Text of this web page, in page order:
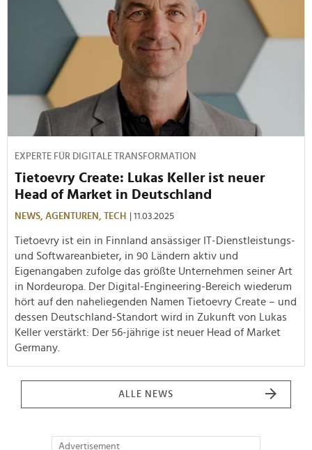
EXPERTE FÜR DIGITALE TRANSFORMATION
Tietoevry Create: Lukas Keller ist neuer
Head of Market in Deutschland
NEWS, AGENTUREN, TECH | 11.03.2025
Tietoevry ist ein in Finnland ansässiger IT-Dienstleistungs-
und Softwareanbieter, in 90 Ländern aktiv und
Eigenangaben zufolge das größte Unternehmen seiner Art
in Nordeuropa. Der Digital-Engineering-Bereich wiederum
hört auf den naheliegenden Namen Tietoevry Create – und
dessen Deutschland-Standort wird in Zukunft von Lukas
Keller verstärkt: Der 56-jährige ist neuer Head of Market
Germany.
ALLE NEWS
Advertisement